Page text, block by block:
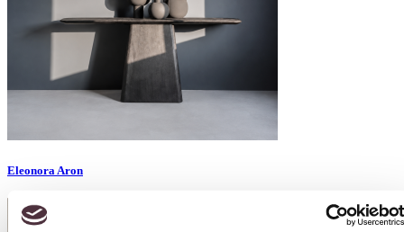
Eleonora Aron